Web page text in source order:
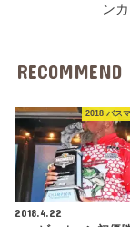
ン
RECOMMEND
2018 バス
2018.4.22